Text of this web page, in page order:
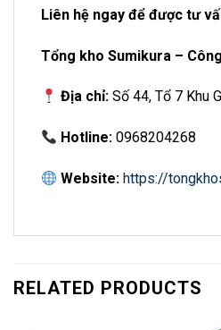
Liên hệ ngay để được tư
Tổng kho Sumikura –
Địa chỉ: Số 44, Tổ 7 Khu
Hotline: 0968204268
Website: https://
RELATED PRODUCTS